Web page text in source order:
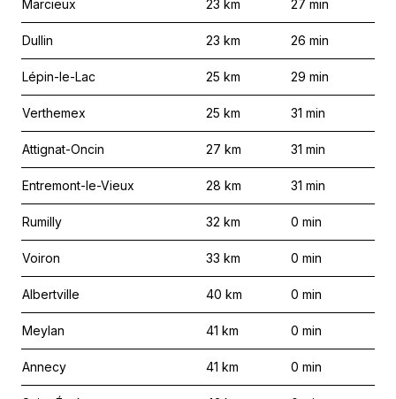
Marcieux 23 km 27 min
Dullin 23 km 26 min
Lépin-le-Lac 25 km 29 min
Verthemex 25 km 31 min
Attignat-Oncin 27 km 31 min
Entremont-le-Vieux 28 km 31 min
Rumilly 32 km 0 min
Voiron 33 km 0 min
Albertville 40 km 0 min
Meylan 41 km 0 min
Annecy 41 km 0 min